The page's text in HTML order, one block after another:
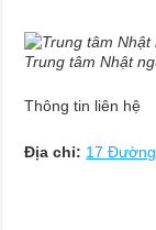
Trung tâm Nhật
Thông tin liên hệ
Địa chỉ: 17